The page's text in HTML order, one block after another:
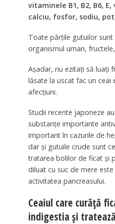
vitaminele B1, B2, B6,
calciu, fosfor, sodiu,
Toate părțile gutuilor
organismul uman,
Așadar, nu ezitați să luați
lăsate la uscat fac un ceai
afecțiuni.
Studii recente japoneze
substanțe importante
important în cazurile de
dar și gutuile crude sunt
tratarea bolilor de ficat și
diluat cu suc de mere
activitatea pancreasului.
Ceaiul care curăță
indigestia și